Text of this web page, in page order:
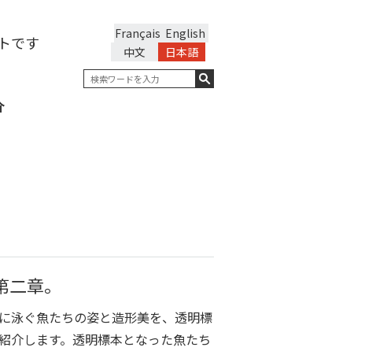
です English
Français
日本語
中文
章。
泳ぐ魚たちの姿と造形美を、透明標
介します。透明標本となった魚たち